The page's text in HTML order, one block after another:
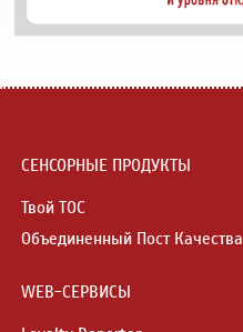
СЕНСОРНЫЕ ПРОДУКТЫ
Твой ТОС
Объединенный Пост Качества
WEB-СЕРВИСЫ